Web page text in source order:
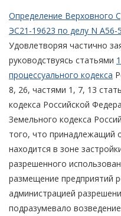
Определение Верховного
ЭС21-19623 по делу N А56-
Удовлетворяя частично
руководствуясь статьями
процессуального кодекса
8, 26, частями 1, 7, 13
кодекса Российской
Земельного кодекса
того, что принадлежащий
находится в зоне
разрешенного
размещение предприятий
администрацией
подразумевало